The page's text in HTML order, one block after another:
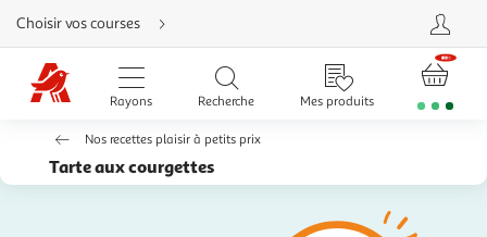
Aller
directement
au
contenu
Aller
directement
recherche
Aller
directement
la
Choisir vos courses
Rayons Recherche Mes produits
Nos recettes plaisir à petits prix
Tarte aux courgettes